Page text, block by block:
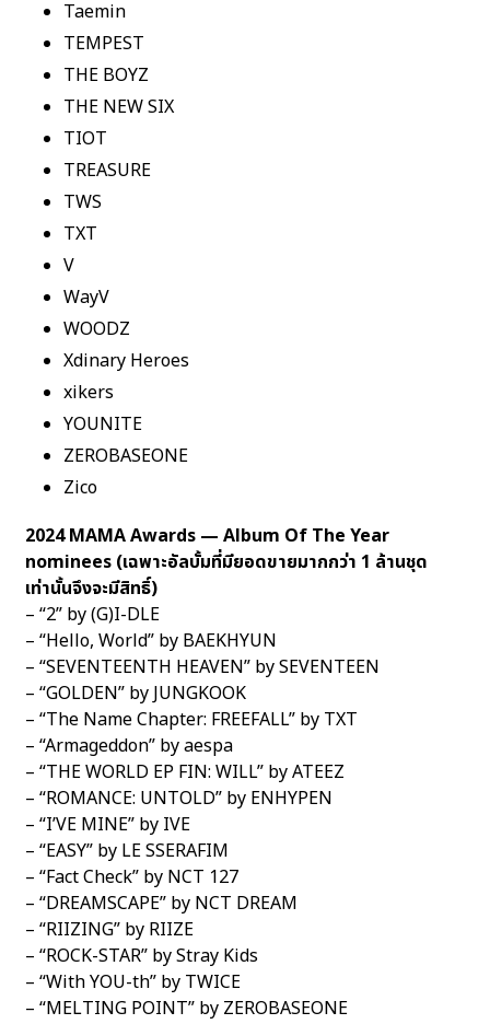
Taemin
TEMPEST
THE BOYZ
THE NEW SIX
TIOT
TREASURE
TWS
TXT
V
WayV
WOODZ
Xdinary Heroes
xikers
YOUNITE
ZEROBASEONE
Zico
2024 MAMA Awards — Album Of The Year
nominees (เฉพาะอัลบั้มที่มียอดขายมากกว่า 1 ล้านชุด
เท่านั้นจึงจะมีสิทธิ์)
– “2” by (G)I-DLE
– “Hello, World” by BAEKHYUN
– “SEVENTEENTH HEAVEN” by SEVENTEEN
– “GOLDEN” by JUNGKOOK
– “The Name Chapter: FREEFALL” by TXT
– “Armageddon” by aespa
– “THE WORLD EP FIN: WILL” by ATEEZ
– “ROMANCE: UNTOLD” by ENHYPEN
– “I’VE MINE” by IVE
– “EASY” by LE SSERAFIM
– “Fact Check” by NCT 127
– “DREAMSCAPE” by NCT DREAM
– “RIIZING” by RIIZE
– “ROCK-STAR” by Stray Kids
– “With YOU-th” by TWICE
– “MELTING POINT” by ZEROBASEONE